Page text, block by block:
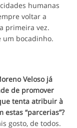
humanas
voltar a
primeira vez.
um bocadinho.
Veloso já
de promover
tenta atribuir à
“parcerias”?
gosto, de todos.